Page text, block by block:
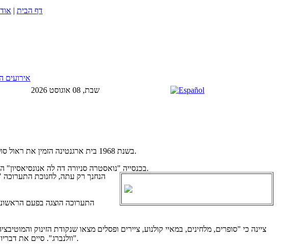
דף הבית |
אירועים
שבת, 08 אוגוסט 2026
בשנת 1968 בית ארגנטינה הזמין את ראול סולדי כדי לנסוע לארץ הקודש במטרה להעניק באמצעות האומנות שלו, עדות לאנושות כולה.
בכנסייה "נואסטרה סניורה דה לה אנונסיאסיון" הכין ציור אשר גובהו שישה מטרים והרוחב שני מטר וחצי, המציין האגדה של הבתולה מלוחן.
וולנברג". סיים את דבריו באמירה, "עם פתיחת האתר התרבותי זה, אנו שואפים לתת לאומנים וליצירותיהם חלל כדי לספר על סיפורי הגבורה השונים".